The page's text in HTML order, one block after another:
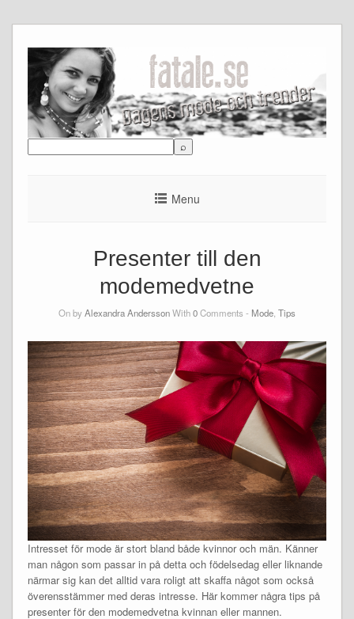
to
content
Menu
Presenter till den
modemedvetne
On byAlexandra AnderssonWith0Comments - Mode Tips
Intresset för mode är stort bland både kvinnor och män. Känner
man någon som passar in på detta och födelsedag eller liknande
närmar sig kan det alltid vara roligt att skaffa något som också
överensstämmer med deras intresse. Här kommer några tips på
presenter för den modemedvetna kvinnan eller mannen.